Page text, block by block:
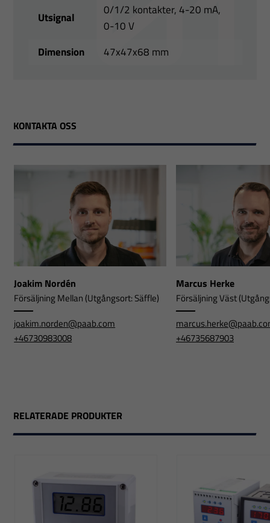
Utsignal
0/1/2 kontakter, 4-20 mA,
0-10 V
Dimension
47x47x68 mm
KONTAKTA OSS
Joakim Nordén
Försäljning Mellan (Utgångsort: Säffle)
joakim.norden@paab.com
+46730983008
Marcus Herke
Försäljning Väst
+46735687903
RELATERADE PRODUKTER